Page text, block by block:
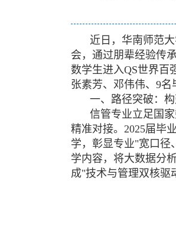
近日，华南师范
会，通过朋辈经验传
数学生进入QS世界百
张素芳、邓伟伟、9
一、路径突破：
信管专业立足国
精准对接。2025届毕
学，彰显专业"宽口径
学内容，将大数据分
成"技术与管理双核驱